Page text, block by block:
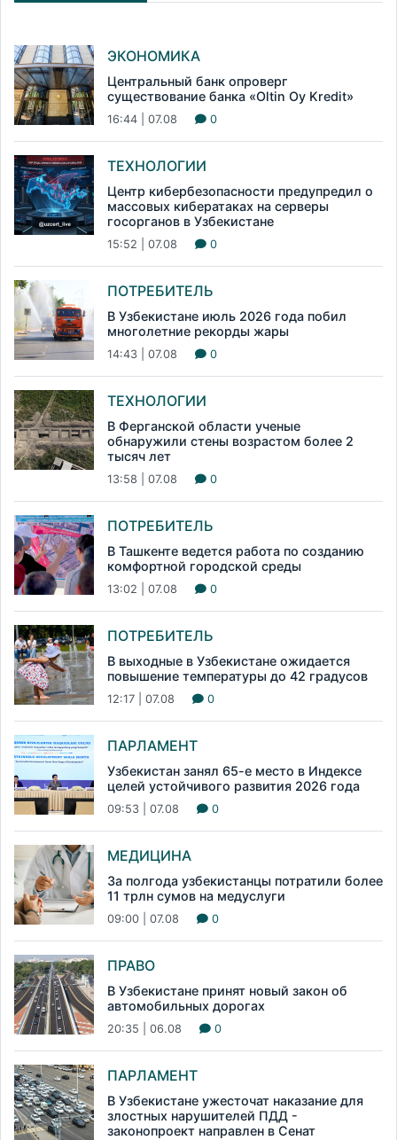
ЭКОНОМИКА
Центральный банк опроверг
существование банка «Oltin Oy Kredit»
16:44 | 07.08 0
ТЕХНОЛОГИИ
Центр кибербезопасности предупредил о
массовых кибератаках на серверы
госорганов в Узбекистане
15:52 | 07.08 0
ПОТРЕБИТЕЛЬ
В Узбекистане июль 2026 года побил
многолетние рекорды жары
14:43 | 07.08 0
ТЕХНОЛОГИИ
В Ферганской области ученые
обнаружили стены возрастом более 2
тысяч лет
13:58 | 07.08 0
ПОТРЕБИТЕЛЬ
В Ташкенте ведется работа по созданию
комфортной городской среды
13:02 | 07.08 0
ПОТРЕБИТЕЛЬ
В выходные в Узбекистане ожидается
повышение температуры до 42 градусов
12:17 | 07.08 0
ПАРЛАМЕНТ
Узбекистан занял 65-е место в Индексе
целей устойчивого развития 2026 года
09:53 | 07.08 0
МЕДИЦИНА
За полгода узбекистанцы потратили более
11 трлн сумов на медуслуги
09:00 | 07.08 0
ПРАВО
В Узбекистане принят новый закон об
автомобильных дорогах
20:35 | 06.08 0
ПАРЛАМЕНТ
В Узбекистане ужесточат наказание для
злостных нарушителей ПДД -
законопроект направлен в Сенат